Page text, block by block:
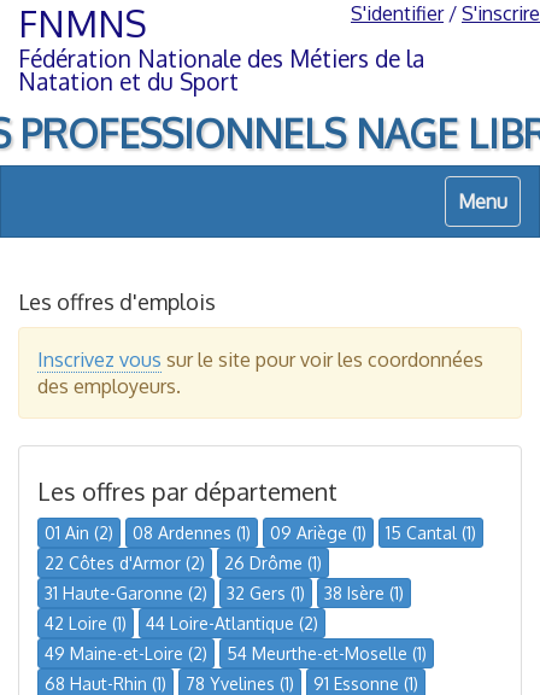
Aller
contenu
Aller
navigation
FNMNS
Fédération Nationale des Métiers de la
Natation et du Sport
S'identifier/ S'inscrire
NAGE
Menu
Les offres d'emplois
Inscrivez vous sur le site pour voir les coordonnées
des employeurs.
Les offres par département
01 Ain (2) 08 Ardennes (1) 09 Ariège (1)
15 Cantal (1)
22 Côtes d'Armor (2)
26 Drôme (1)
31 Haute-Garonne (2)
32 Gers (1)
38 Isère (1)
42 Loire (1)
44 Loire-Atlantique (2)
49 Maine-et-Loire (2)
54 Meurthe-et-Moselle (1)
68 Haut-Rhin (1)
78 Yvelines (1) 91 Essonne (1)